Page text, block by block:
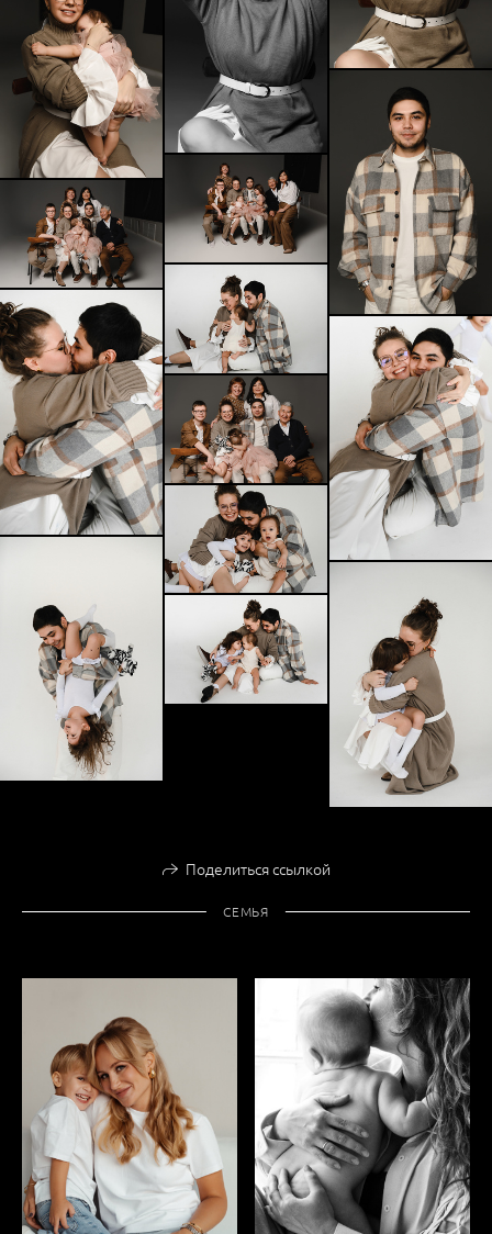
Поделиться ссылкой
СЕМЬЯ